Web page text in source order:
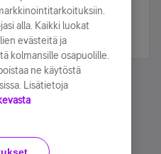
statement
alla. Kaikki luokat
evästeitä ja
kolmansille osapuolille.
ne käytöstä
Lisätietoja